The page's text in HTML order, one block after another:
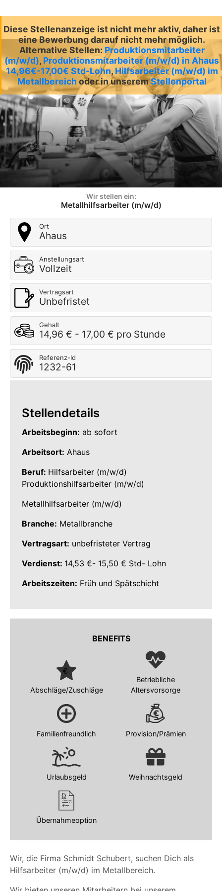
Diese Stellenanzeige ist nicht mehr aktiv, daher ist
eine Bewerbung darauf nicht mehr möglich.
Alternative Stellen: Produktionsmitarbeiter
(m/w/d), Produktionsmitarbeiter (m/w/d) in Ahaus
14,96€-17,00€ Std-Lohn, Hilfsarbeiter (m/w/d) im
Metallbereich oder in unseremStellenportal
Wir stellen ein:
Metallhilfsarbeiter (m/w/d)
Ort
Ahaus
Anstellungsart
Vollzeit
Vertragsart
Unbefristet
Gehalt
14,96 € - 17,00 € pro Stunde
Referenz-Id
1232-61
Wir, die Firma Schmidt Schubert, suchen Dich als
Hilfsarbeiter (m/w/d) im Metallbereich.
Stellendetails
Arbeitsbeginn: ab sofort
Arbeitsort: Ahaus
Beruf: Hilfsarbeiter (m/w/d)
Produktionshilfsarbeiter (m/w/d)
Metallhilfsarbeiter (m/w/d)
Branche: Metallbranche
Vertragsart: unbefristeter Vertrag
Verdienst: 14,53 €- 15,50 € Std- Lohn
Arbeitszeiten: Früh und Spätschicht
BENEFITS
Abschläge/Zuschläge
Betriebliche
Altersvorsorge
Familienfreundlich Provision/Prämien
Urlaubsgeld Weihnachtsgeld
Übernahmeoption